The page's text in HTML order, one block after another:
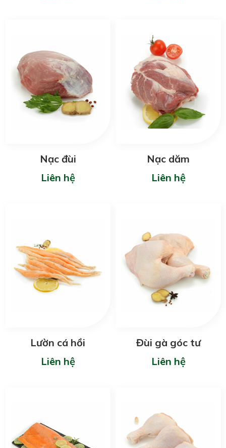
Nạc đùi
Liên hệ
Nạc dăm
Liên hệ
Lườn cá hồi
Liên hệ
Đùi gà góc tư
Liên hệ